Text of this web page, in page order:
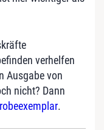
verhelfen
Ausgabe von
nicht? Dann
.